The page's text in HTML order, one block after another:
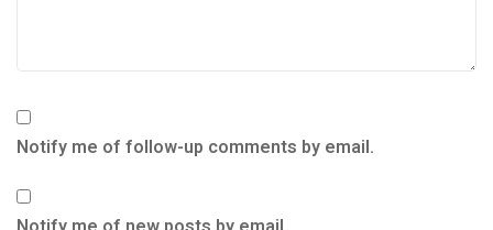
Notify me of follow-up comments by email.